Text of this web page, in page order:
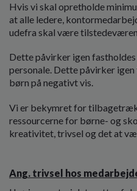
Hvis vi skal opretholde
at alle ledere,
udefra skal være
Dette påvirker igen
personale. Dette påvirker
børn på negativt vis.
Vi er bekymret for
ressourcerne for børne- og
kreativitet, trivsel og det at
Ang. trivsel hos